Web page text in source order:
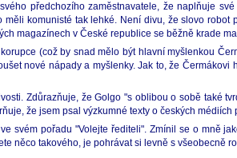
předchozího zaměstnavatele, že naplňuje
komunisté tak lehké. Není divu, že slovo
magazínech v České republice se běžně krade
(což by snad mělo být hlavní myšlenkou
nové nápady a myšlenky. Jak to, že
Zdůrazňuje, že Golgo "s oblibou o sobě také
že jsem psal výzkumné texty o českých
svém pořadu "Volejte řediteli". Zmínil se o mně
něco takového, je pohrávat si levně s všeobecně